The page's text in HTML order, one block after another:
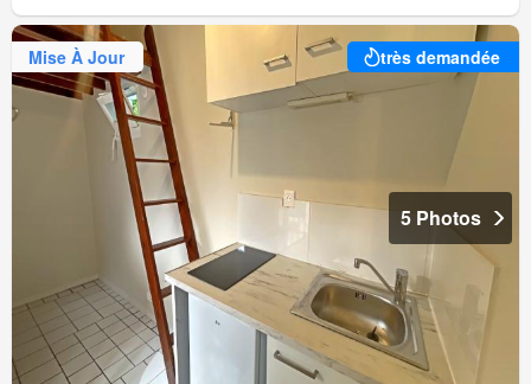
Mise À Jour très demandée
5 Photos